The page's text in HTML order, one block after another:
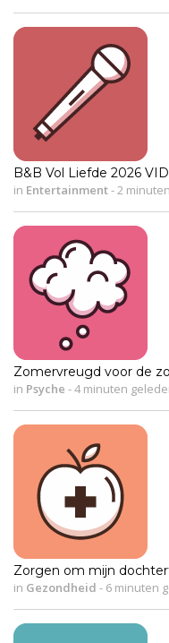
B&B Vol Liefde 2026
in Entertainment- 2
Zomervreugd voor de
in Psyche -4 minuten
Zorgen om mijn
in Gezondheid - 6 minuten